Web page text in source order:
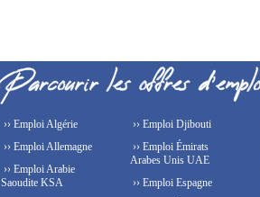
›› Emploi Algérie
›› Emploi Allemagne
›› Emploi Arabie
Saoudite KSA
›› Emploi Djibouti
›› Emploi Émirats
Arabes Unis UAE
›› Emploi Espagne